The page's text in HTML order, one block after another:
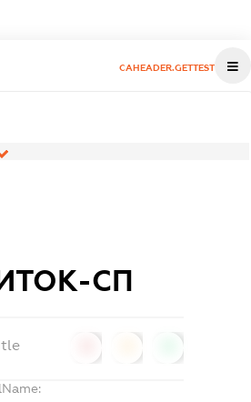
CAHEADER.GETTEST
СП